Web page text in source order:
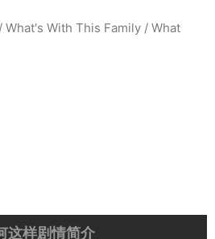
What's With This Family / What
这样剧情简介